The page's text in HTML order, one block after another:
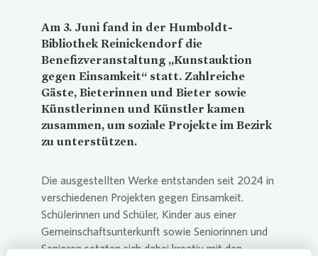
Am 3. Juni fand in der Humboldt-
Bibliothek Reinickendorf die
Benefizveranstaltung „Kunstauktion
gegen Einsamkeit“ statt. Zahlreiche
Gäste, Bieterinnen und Bieter sowie
Künstlerinnen und Künstler kamen
zusammen, um soziale Projekte im Bezirk
zu unterstützen.
Die ausgestellten Werke entstanden seit 2024 in
verschiedenen Projekten gegen Einsamkeit.
Schülerinnen und Schüler, Kinder aus einer
Gemeinschaftsunterkunft sowie Seniorinnen und
Senioren setzten sich dabei kreativ mit den